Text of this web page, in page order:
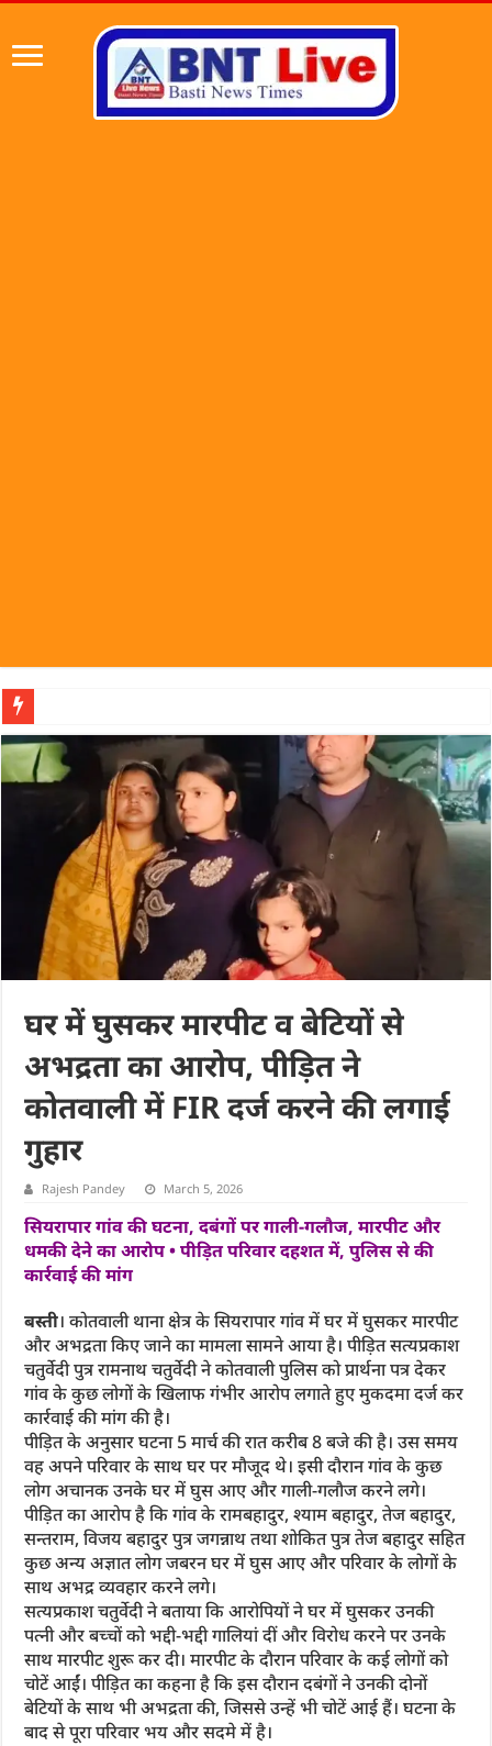
घर में घुसकर मारपीट व बेटियों से
अभद्रता का आरोप, पीड़ित ने
कोतवाली में FIR दर्ज करने की लगाई
गुहार
Rajesh Pandey March 5, 2026
सियरापार गांव की घटना, दबंगों पर गाली-गलौज, मारपीट और
धमकी देने का आरोप • पीड़ित परिवार दहशत में, पुलिस से की
कार्रवाई की मांग
बस्ती। कोतवाली थाना क्षेत्र के सियरापार गांव में घर में घुसकर मारपीट
और अभद्रता किए जाने का मामला सामने आया है। पीड़ित सत्यप्रकाश
चतुर्वेदी पुत्र रामनाथ चतुर्वेदी ने कोतवाली पुलिस को प्रार्थना पत्र देकर
गांव के कुछ लोगों के खिलाफ गंभीर आरोप लगाते हुए मुकदमा दर्ज कर
कार्रवाई की मांग की है।
पीड़ित के अनुसार घटना 5 मार्च की रात करीब 8 बजे की है। उस समय
वह अपने परिवार के साथ घर पर मौजूद थे। इसी दौरान गांव के कुछ
लोग अचानक उनके घर में घुस आए और गाली-गलौज करने लगे।
पीड़ित का आरोप है कि गांव के रामबहादुर, श्याम बहादुर, तेज बहादुर,
सन्तराम, विजय बहादुर पुत्र जगन्नाथ तथा शोकित पुत्र तेज बहादुर सहित
कुछ अन्य अज्ञात लोग जबरन घर में घुस आए और परिवार के लोगों के
साथ अभद्र व्यवहार करने लगे।
सत्यप्रकाश चतुर्वेदी ने बताया कि आरोपियों ने घर में घुसकर उनकी
पत्नी और बच्चों को भद्दी-भद्दी गालियां दीं और विरोध करने पर उनके
साथ मारपीट शुरू कर दी। मारपीट के दौरान परिवार के कई लोगों को
चोटें आईं। पीड़ित का कहना है कि इस दौरान दबंगों ने उनकी दोनों
बेटियों के साथ भी अभद्रता की, जिससे उन्हें भी चोटें आई हैं। घटना के
बाद से पूरा परिवार भय और सदमे में है।